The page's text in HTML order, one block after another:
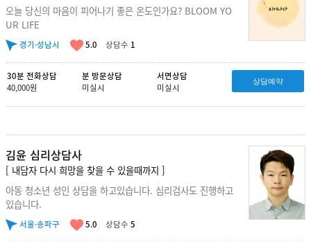
오늘 당신의 마음이 피어나기 좋은 온도인가요? BLOOM YO
UR LIFE
경기·성남시 5.0 상담수 1
30분 전화상담
40,000원
분 방문상담
미실시
서면상담
미실시
상담예약
김윤 심리상담사
[ 내담자 다시 희망을 찾을 수 있을때까지 ]
아동 청소년 성인 상담을 하고있습니다. 심리검사도 진행하고
있습니다.
서울·송파구 5.0 상담수 5